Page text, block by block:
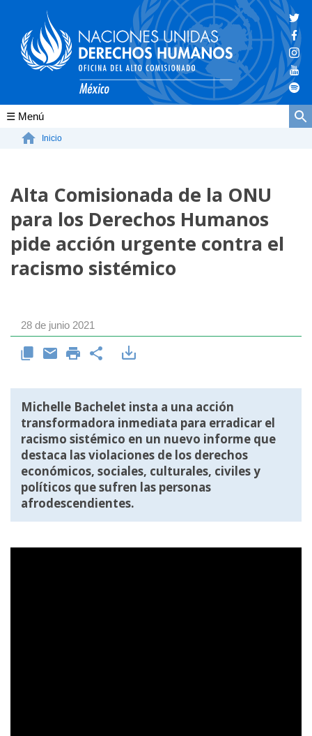
Conócenos
La ONU-DH en México
Vacantes ONU-DH México
ONU-DH en el tiempo
Inicio
Alta Comisionada de la ONU
para los Derechos Humanos
pide acción urgente contra el
racismo sistémico
28 de junio 2021
Michelle Bachelet insta a una acción
transformadora inmediata para erradicar el
racismo sistémico en un nuevo informe que
destaca las violaciones de los derechos
económicos, sociales, culturales, civiles y
políticos que sufren las personas
afrodescendientes.